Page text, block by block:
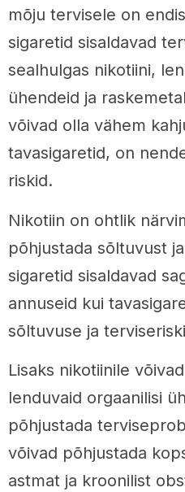
mõju tervisele on
sigaretid sisaldavad
sealhulgas nikotiini,
ühendeid ja
võivad olla vähem
tavasigaretid, on
riskid.
Nikotiin on ohtlik
põhjustada sõltuvust
sigaretid sisaldavad
annuseid kui
sõltuvuse ja
Lisaks nikotiinile
lenduvaid orgaanilisi
põhjustada
võivad põhjustada
astmat ja kroonilist